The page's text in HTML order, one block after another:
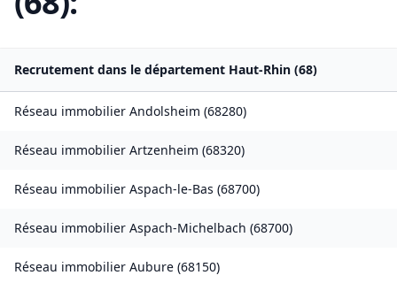
Recrutement dans le département Haut-Rhin (68)
Réseau immobilier Andolsheim (68280)
Réseau immobilier Artzenheim (68320)
Réseau immobilier Aspach-le-Bas (68700)
Réseau immobilier Aspach-Michelbach (68700)
Réseau immobilier Aubure (68150)